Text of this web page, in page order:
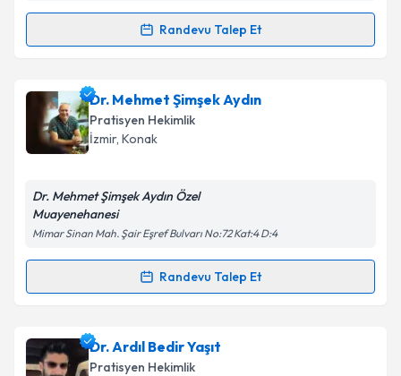
kapsamda işlenmesini kabul ediyorum.
Randevu Talep Et
Randevu Takvimi Talebi
Dr. Gülhan Pınariçin randevu takvimi talebi
oluşturun. Size bu uzmandan randevu almanız için bir
takvim hazırlandığında e-posta ile bilgilendireceğiz.
Kişisel verilerimin işlenmesine ilişkinAydınlatma
'ni okudum ve kişisel verilerimin belirtilen
kapsamda işlenmesini kabul ediyorum.
Takvim Talebini Gönder
Dr. Mehmet Şimşek Aydın
Pratisyen Hekimlik
İzmir, Konak
Dr. Mehmet Şimşek Aydın Özel
Muayenehanesi
Mimar Sinan Mah. Şair Eşref Bulvarı No:72 Kat:4 D:4
Randevu Talep Et
Randevu Takvimi Talebi
Dr. Mehmet Şimşek Aydıniçin randevu takvimi talebi
oluşturun. Size bu uzmandan randevu almanız için bir
Dr. Ardıl Bedir Yaşıt
Pratisyen Hekimlik